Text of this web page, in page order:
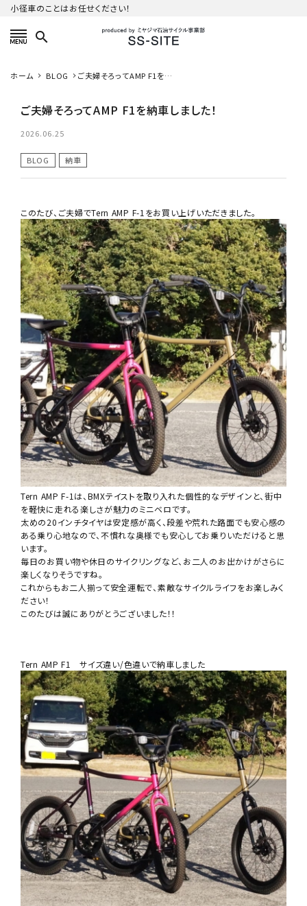
小径車のことはお任せください！
search
カテゴリーから探す
ご利用ガイド
特定商取引法について
お問い合わせ
ホーム BLOG
ご夫婦そろってAMP F1を納
ご夫婦そろってAMP F1を納車しました！
2026.06.25
BLOG 納車
このたび、ご夫婦でTern AMP F-1をお買い上げいただきました。
Tern AMP F-1は、BMXテイストを取り入れた個性的なデザインと、街中
を軽快に走れる楽しさが魅力のミニベロです。
太めの20インチタイヤは安定感が高く、段差や荒れた路面でも安心感の
ある乗り心地なので、不慣れな奥様でも安心してお乗りいただけると思
います。
毎日のお買い物や休日のサイクリングなど、お二人のお出かけがさらに
楽しくなりそうですね。
これからもお二人揃って安全運転で、素敵なサイクルライフをお楽しみく
ださい！
このたびは誠にありがとうございました！！
Tern AMP F1 サイズ違い/色違いで納車しました